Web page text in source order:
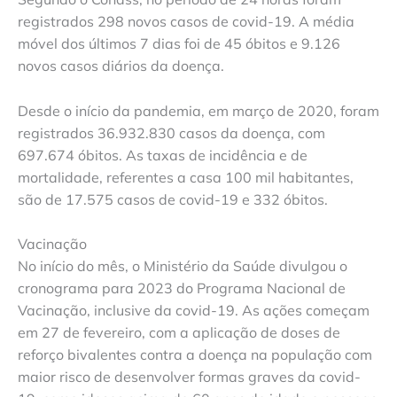
registrados 298 novos casos de covid-19. A média
móvel dos últimos 7 dias foi de 45 óbitos e 9.126
novos casos diários da doença.
Desde o início da pandemia, em março de 2020, foram
registrados 36.932.830 casos da doença, com
697.674 óbitos. As taxas de incidência e de
mortalidade, referentes a casa 100 mil habitantes,
são de 17.575 casos de covid-19 e 332 óbitos.
Vacinação
No início do mês, o Ministério da Saúde divulgou o
cronograma para 2023 do Programa Nacional de
Vacinação, inclusive da covid-19. As ações começam
em 27 de fevereiro, com a aplicação de doses de
reforço bivalentes contra a doença na população com
maior risco de desenvolver formas graves da covid-